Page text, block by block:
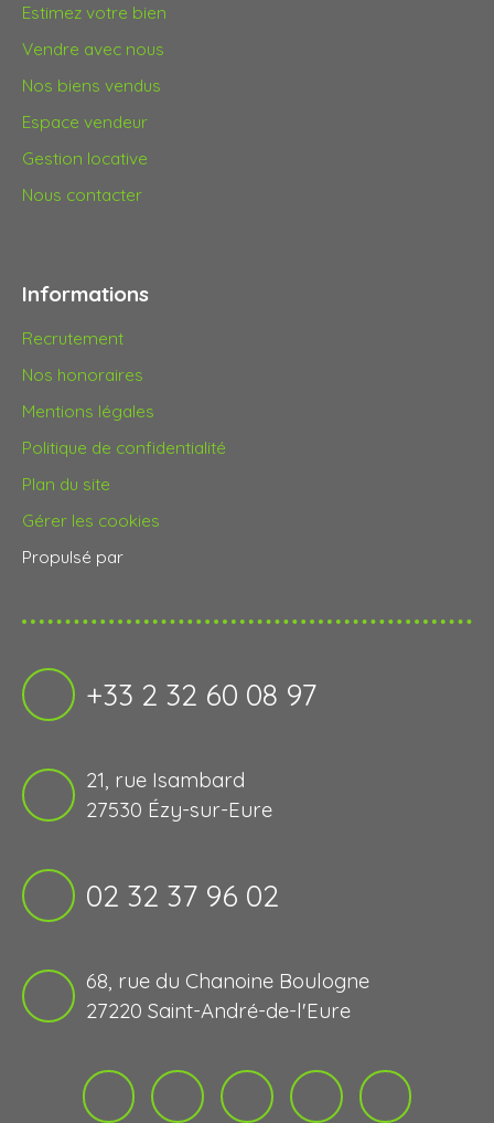
Estimez votre bien
Vendre avec nous
Nos biens vendus
Espace vendeur
Gestion locative
Nous contacter
Informations
Recrutement
Nos honoraires
Mentions légales
Politique de confidentialité
Plan du site
Gérer les cookies
Propulsé par
+33 2 32 60 08 97
21, rue Isambard
27530 Ézy-sur-Eure
02 32 37 96 02
68, rue du Chanoine Boulogne
27220 Saint-André-de-l'Eure